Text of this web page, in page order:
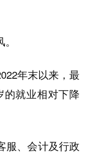
年末以来，最
的就业相对下降
服、会计及行政